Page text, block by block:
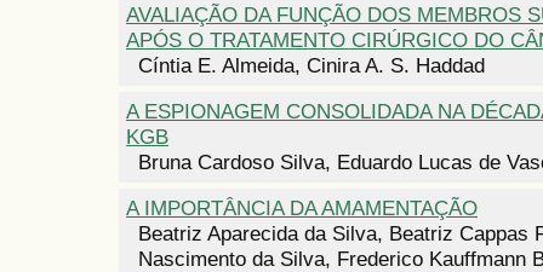
AVALIAÇÃO DA FUNÇÃO DOS MEMBROS
APÓS O TRATAMENTO CIRÚRGICO DO
Cíntia E. Almeida, Cinira A. S. Haddad
A ESPIONAGEM CONSOLIDADA NA
KGB
Bruna Cardoso Silva, Eduardo Lucas de
A IMPORTÂNCIA DA AMAMENTAÇÃO
Beatriz Aparecida da Silva, Beatriz Cappas
Nascimento da Silva, Frederico Kauffmann